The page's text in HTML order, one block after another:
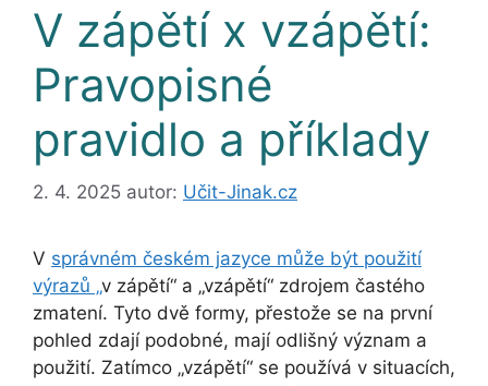
V zápětí x vzápětí:
Pravopisné
pravidlo a příklady
2. 4. 2025 autor: Učit-Jinak.cz
V správném českém jazyce může být použití
výrazů „v zápětí“ a „vzápětí“ zdrojem častého
zmatení. Tyto dvě formy, přestože se na první
pohled zdají podobné, mají odlišný význam a
použití. Zatímco „vzápětí“ se používá v situacích,